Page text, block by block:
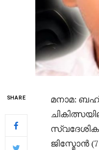
SHARE
മനാമ:
ജിസ്മോൻ